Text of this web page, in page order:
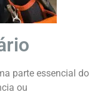
parte essencial do
ou